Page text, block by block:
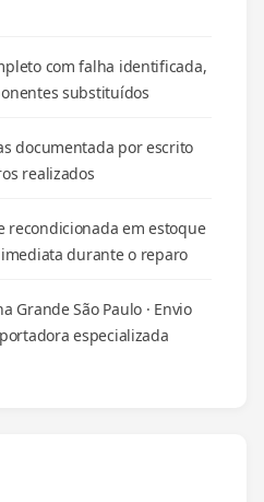
com falha identificada,
substituídos
documentada por escrito
realizados
recondicionada em estoque
durante o reparo
Grande São Paulo · Envio
especializada